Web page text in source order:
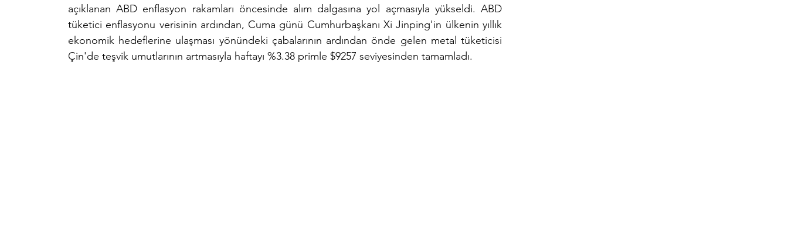
açıklanan ABD enflasyon rakamları öncesinde alım dalgasına yol açmasıyla yükseldi. ABD
tüketici enflasyonu verisinin ardından, Cuma günü Cumhurbaşkanı Xi Jinping'in ülkenin yıllık
ekonomik hedeflerine ulaşması yönündeki çabalarının ardından önde gelen metal tüketicisi
Çin'de teşvik umutlarının artmasıyla haftayı %3.38 primle $9257 seviyesinden tamamladı.